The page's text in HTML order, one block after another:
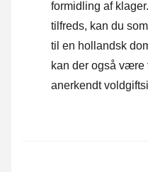
formidling af
tilfreds, kan du
til en hollandsk
kan der også være
anerkendt